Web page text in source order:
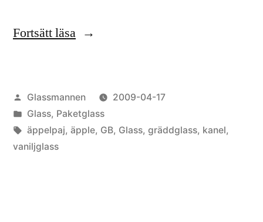
Fortsätt läsa ”GB
&
Kanel”
Publicerat
av
Glassmannen
2009-04-17
Publicerat
i
Glass, Paketglass
Etiketter:
äppelpaj, äpple, GB, Glass, gräddglass, kanel,
vaniljglass